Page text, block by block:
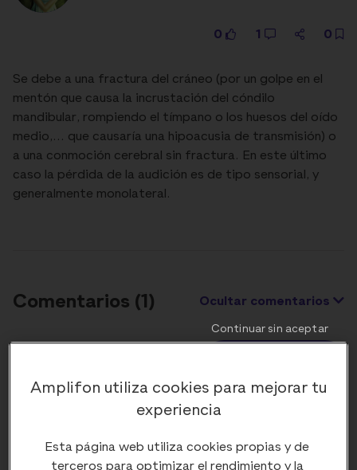
0 1 0
Se debe a una fractura del cráneo (por un golpe en el
mentón que causa la incrustación del cóndilo
mandibular, rompiendo el tímpano o los huesos del oído
medio,... que causaría una hipoacusia de transmisión) o
a una conmoción cerebral sin fractura. En este último
caso la pérdida de la audición es de tipo sensorial, y
generalmente monolateral.
Comentarios (1 ) Ocultar comentarios
Muy bien explicado Fallen.
Amplifon utiliza cookies para mejorar tu
experiencia
Esta página web utiliza cookies propias y de
terceros para optimizar el rendimiento y la
Continuar sin aceptar